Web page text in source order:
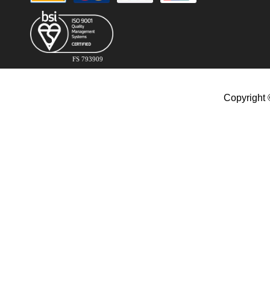
FS 793909
Copyright